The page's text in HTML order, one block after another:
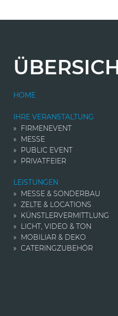
HOME
IHRE VERANSTALTUNG
FIRMENEVENT
MESSE
PUBLIC EVENT
PRIVATFEIER
LEISTUNGEN
MESSE & SONDERBAU
ZELTE & LOCATIONS
KÜNSTLER­VERMITTLUNG
LICHT, VIDEO & TON
MOBILIAR & DEKO
CATERINGZUBEHÖR